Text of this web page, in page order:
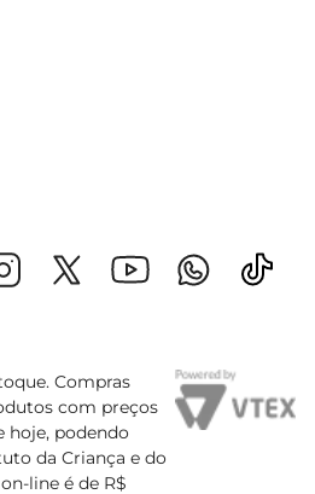
Compras
com preços
hoje, podendo
da Criança e do
line é de R$